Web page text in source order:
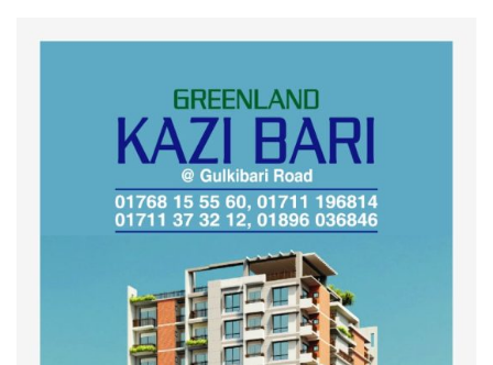
অনুষ্ঠিত
কুড়িগ্রাম কৃষি বিশ্ববিদ্যালয়ের স্থায়ী
ক্যাম্পাস নির্মাণে ইউজিসির সমন্বয়
সভা অনুষ্ঠিত
শহীদদের অসম্পূর্ণ মিশন সম্পন্ন করে
তবেই আমরা তৃপ্তিভোজন করব-
মুফতি আলী হাসান উসামা